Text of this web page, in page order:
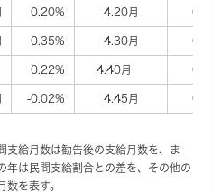
0.20% 4.20月 0.10
0.35% 4.30月 0.10
0.22% 4.40月 0.10
-0.02% 4.45月 0.05
支給月数は勧告後の支給月数を、ま
年は民間支給割合との差を、その他の
を表す。